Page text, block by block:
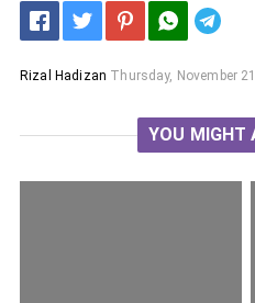
Rizal Hadizan Thursday, November
YOU MIGHT